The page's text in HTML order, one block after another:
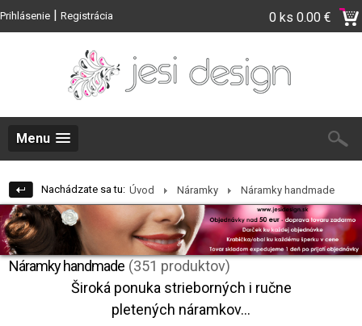
Prihlásenie | Registrácia 0 ks 0.00 €
Menu
Nachádzate sa tu: Úvod Náramky Náramky handmade
Náramky handmade (351 produktov)
Široká ponuka strieborných i ručne
pletených náramkov...